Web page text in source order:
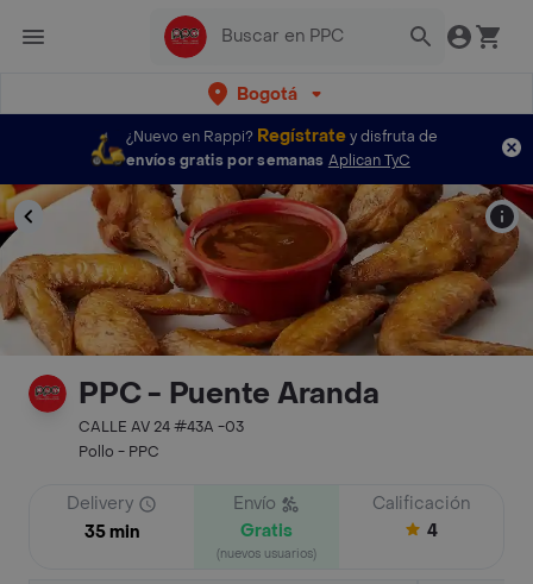
Bogotá
¿Nuevo en Rappi? Regístratey disfruta de
envíos gratis por semanas Aplican TyC
PPC - Puente Aranda
CALLE AV 24 #43A -03
Pollo - PPC
Delivery
35 min
Envío
Gratis
(nuevos usuarios)
Calificación
4